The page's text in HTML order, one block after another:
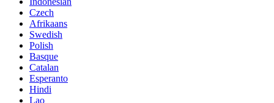
Czech
Afrikaans
Swedish
Polish
Basque
Catalan
Esperanto
Hindi
Lao